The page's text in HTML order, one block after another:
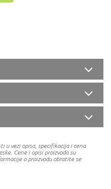
u vezi opisa, specifikacija i cena
Cene i opisi proizvoda su
o proizvodu obratite se